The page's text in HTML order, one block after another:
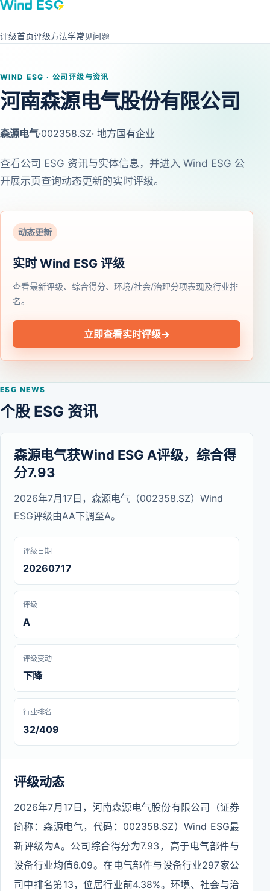
评级首页评级方法学常见问题
WIND ESG · 公司评级与资讯
河南森源电气股份有限公司
森源电气·002358.SZ· 地方国有企业
查看公司 ESG 资讯与实体信息，并进入 Wind ESG 公
开展示页查询动态更新的实时评级。
动态更新
实时 Wind ESG 评级
查看最新评级、综合得分、环境/社会/治理分项表现及行业排
名。
立即查看实时评级→
ESG NEWS
个股 ESG 资讯
森源电气获Wind ESG A评级，综合得
分7.93
2026年7月17日，森源电气（002358.SZ）Wind
ESG评级由AA下调至A。
评级日期
20260717
评级
A
评级变动
下降
行业排名
32/409
评级动态
2026年7月17日，河南森源电气股份有限公司（证券
简称：森源电气，代码：002358.SZ）Wind ESG最
新评级为A。公司综合得分为7.93，高于电气部件与
设备行业均值6.09。在电气部件与设备行业297家公
司中排名第13，位居行业前4.38%。环境、社会与治